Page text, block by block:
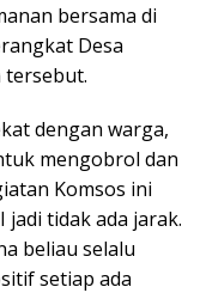
bersama di
Desa
tersebut.
dengan warga,
mengobrol dan
Komsos ini
tidak ada jarak.
beliau selalu
setiap ada